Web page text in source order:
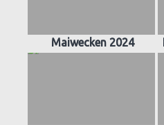
Maiwecken 2024